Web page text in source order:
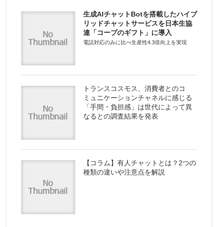
生成AIチャットBotを搭載したハイブ
リッドチャットサービスを日本生協
連「コープのギフト」に導入
電話対応のみに比べ生産性4.3倍向上を実現
トランスコスモス、消費者とのコ
ミュニケーションチャネルに感じる
「手間・負担感」は世代によって異
なるとの調査結果を発表
【コラム】有人チャットとは？2つの
種類の違いや注意点を解説